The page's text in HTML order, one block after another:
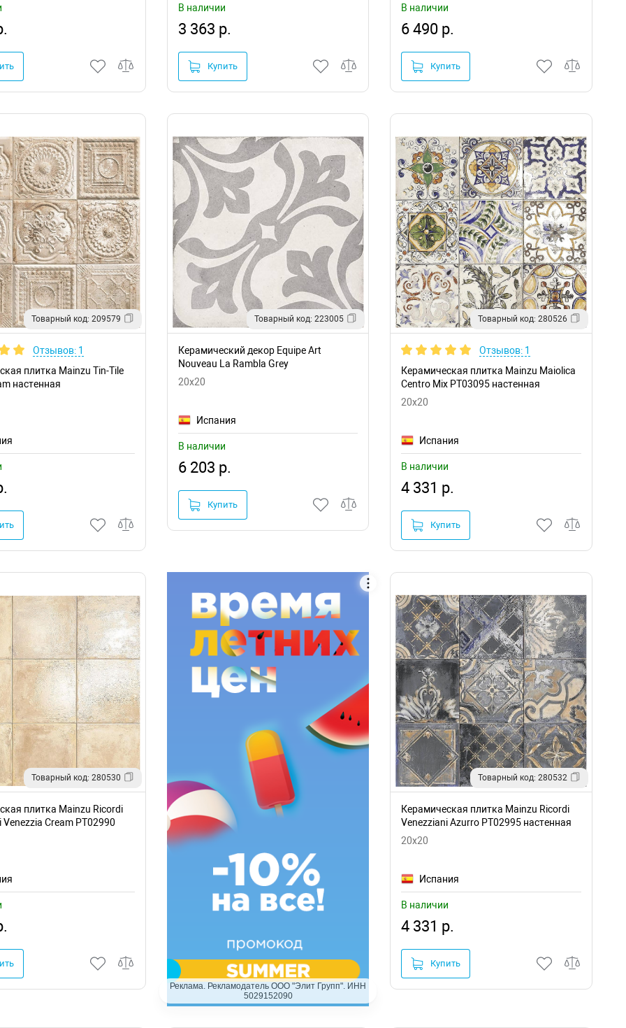
В наличии
3 363 р.
Купить
В наличии
6 490 р.
Купить
Товарный код: 209579
Отзывов: 1
плитка Mainzu Tin-Tile
настенная
Товарный код: 223005
Керамический декор Equipe Art
Nouveau La Rambla Grey
20x20
Испания
В наличии
6 203 р.
Купить
Товарный код: 280526
Отзывов: 1
Керамическая плитка Mainzu Maiolica
Centro Mix PT03095 настенная
20x20
Испания
В наличии
4 331 р.
Купить
Товарный код: 280530
плитка Mainzu Ricordi
Venezzia Cream PT02990
Реклама. Рекламодатель ООО "Элит Групп". ИНН
5029152090
Товарный код: 280532
Керамическая плитка Mainzu Ricordi
Venezziani Azurro PT02995 настенная
20x20
Испания
В наличии
4 331 р.
Купить